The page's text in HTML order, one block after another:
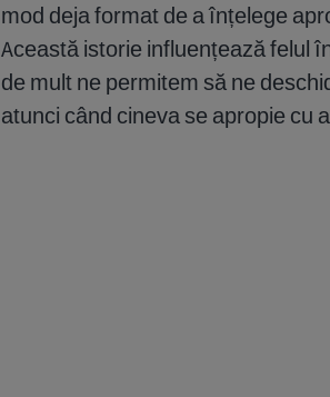
mod deja format de a înțelege
Această istorie influențează felul
de mult ne permitem să ne
atunci când cineva se apropie cu